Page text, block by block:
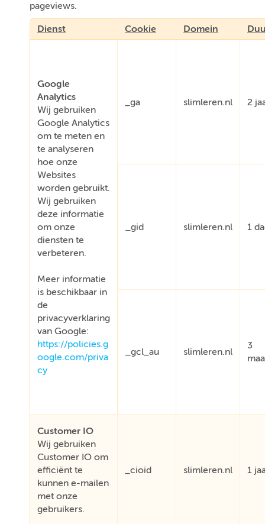
pageviews.
Dienst Cookie Domein
Google
Analytics
Wij gebruiken
Google Analytics
om te meten en
te analyseren
hoe onze
Websites
worden gebruikt.
Wij gebruiken
deze informatie
om onze
diensten te
verbeteren.
Meer informatie
is beschikbaar in
de
privacyverklaring
van Google:
https://policies.g
oogle.com/priva
cy
_ga slimleren.nl 2
_gid slimleren.nl 1
_gcl_au slimleren.nl
3
Customer IO
Wij gebruiken
Customer IO om
efficiënt te
kunnen e-mailen
met onze
gebruikers.
_cioid slimleren.nl 1